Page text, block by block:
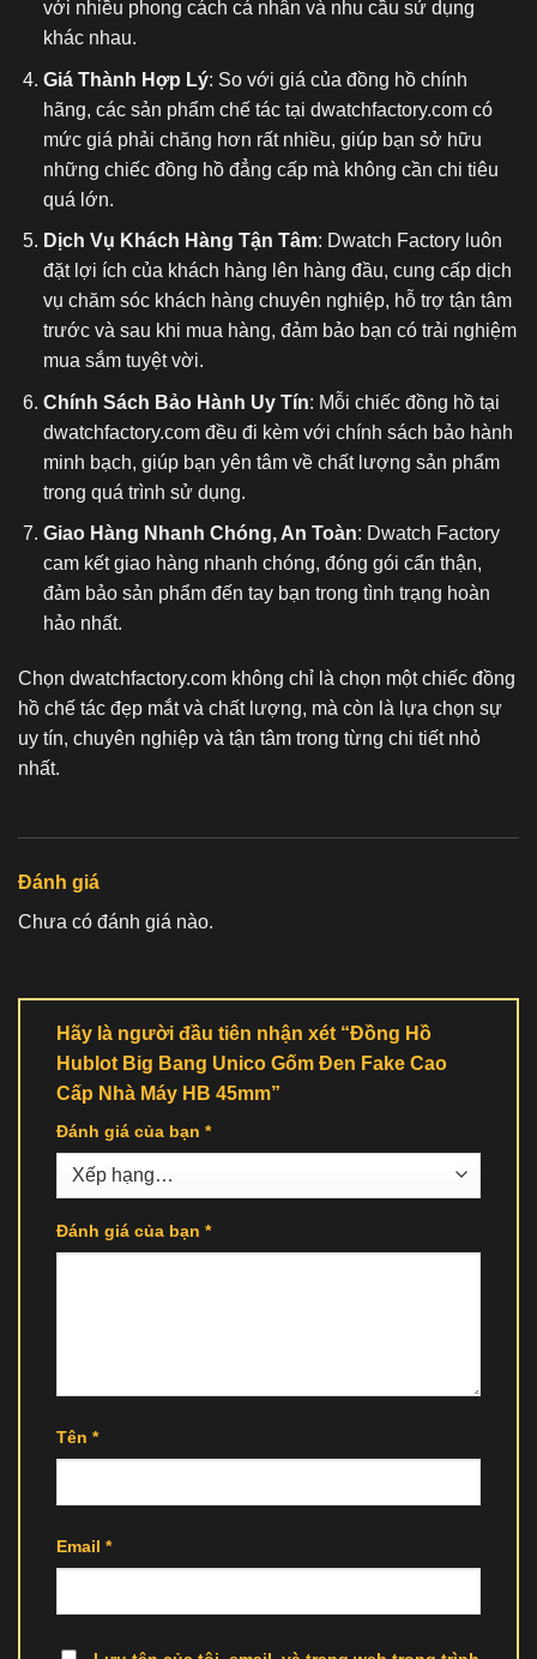
với nhiều phong cách cá nhân và nhu cầu sử dụng
khác nhau.
Giá Thành Hợp Lý: So với giá của đồng hồ chính
hãng, các sản phẩm chế tác tại dwatchfactory.com có
mức giá phải chăng hơn rất nhiều, giúp bạn sở hữu
những chiếc đồng hồ đẳng cấp mà không cần chi tiêu
quá lớn.
Dịch Vụ Khách Hàng Tận Tâm: Dwatch Factory luôn
đặt lợi ích của khách hàng lên hàng đầu, cung cấp dịch
vụ chăm sóc khách hàng chuyên nghiệp, hỗ trợ tận tâm
trước và sau khi mua hàng, đảm bảo bạn có trải nghiệm
mua sắm tuyệt vời.
Chính Sách Bảo Hành Uy Tín: Mỗi chiếc đồng hồ tại
dwatchfactory.com đều đi kèm với chính sách bảo hành
minh bạch, giúp bạn yên tâm về chất lượng sản phẩm
trong quá trình sử dụng.
Giao Hàng Nhanh Chóng, An Toàn: Dwatch Factory
cam kết giao hàng nhanh chóng, đóng gói cẩn thận,
đảm bảo sản phẩm đến tay bạn trong tình trạng hoàn
hảo nhất.
Chọn dwatchfactory.com không chỉ là chọn một chiếc đồng
hồ chế tác đẹp mắt và chất lượng, mà còn là lựa chọn sự
uy tín, chuyên nghiệp và tận tâm trong từng chi tiết nhỏ
nhất.
Đánh giá
Chưa có đánh giá nào.
Hãy là người đầu tiên nhận xét “Đồng Hồ
Hublot Big Bang Unico Gốm Đen Fake Cao
Cấp Nhà Máy HB 45mm”
Đánh giá của bạn *
Đánh giá của bạn *
Tên *
Email *